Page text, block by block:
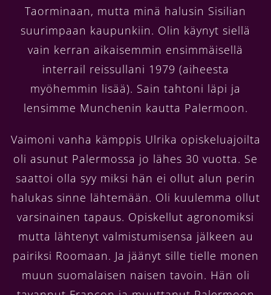
Taorminaan, mutta minä halusin Sisilian
suurimpaan kaupunkiin. Olin käynyt siellä
vain kerran aikaisemmin ensimmäisellä
interrail reissullani 1979 (aiheesta
myöhemmin lisää). Sain tahtoni läpi ja
lensimme Munchenin kautta Palermoon.
Vaimoni vanha kämppis Ulrika opiskeluajoilta
oli asunut Palermossa jo lähes 30 vuotta. Se
saattoi olla syy miksi hän ei ollut alun perin
halukas sinne lähtemään. Oli kuulemma ollut
varsinainen tapaus. Opiskellut agronomiksi
mutta lähtenyt valmistumisensa jälkeen au
pairiksi Roomaan. Ja jäänyt sille tielle monen
muun suomalaisen naisen tavoin. Hän oli